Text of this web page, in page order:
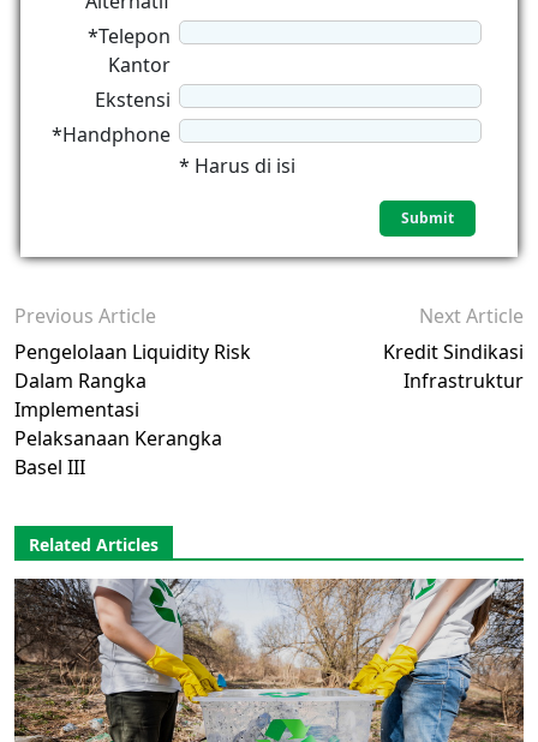
*Telepon
Kantor
Ekstensi
*Handphone
* Harus di isi
Previous Article
Pengelolaan Liquidity Risk
Dalam Rangka
Implementasi
Pelaksanaan Kerangka
Basel III
Next Article
Kredit Sindikasi
Infrastruktur
Related Articles